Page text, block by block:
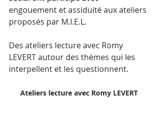
engouement et assiduité aux ateliers
proposés par M.I.E.L.
Des ateliers lecture avec Romy
LEVERT autour des thèmes qui les
interpellent et les questionnent.
Ateliers lecture avec Romy LEVERT